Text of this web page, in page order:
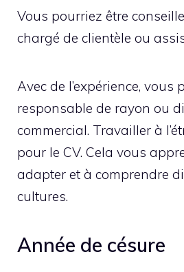
Vous pourriez être
chargé de clientèle ou
Avec de l’expérience, vous
responsable de rayon ou
commercial. Travailler à
pour le CV. Cela vous
adapter et à comprendre
cultures.
Année de césure